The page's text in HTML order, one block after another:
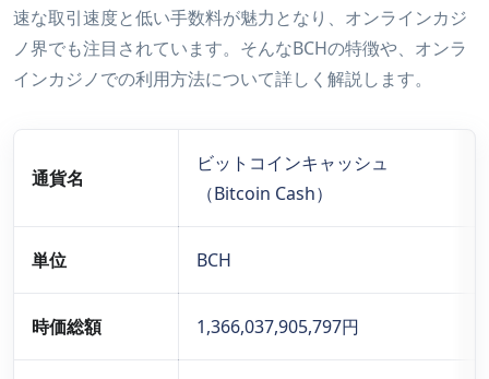
速な取引速度と低い手数料が魅力となり、オンラインカジ
ノ界でも注目されています。そんなBCHの特徴や、オンラ
インカジノでの利用方法について詳しく解説します。
通貨名
ビットコインキャッシュ
（Bitcoin Cash）
単位 BCH
時価総額 1,366,037,905,797円